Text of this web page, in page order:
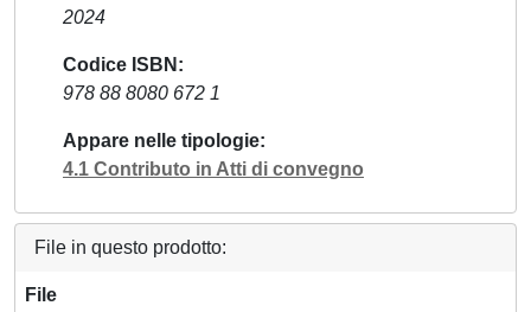
2024
Codice ISBN
978 88 8080 672 1
Appare nelle tipologie
4.1 Contributo in Atti di convegno
File in questo prodotto:
File